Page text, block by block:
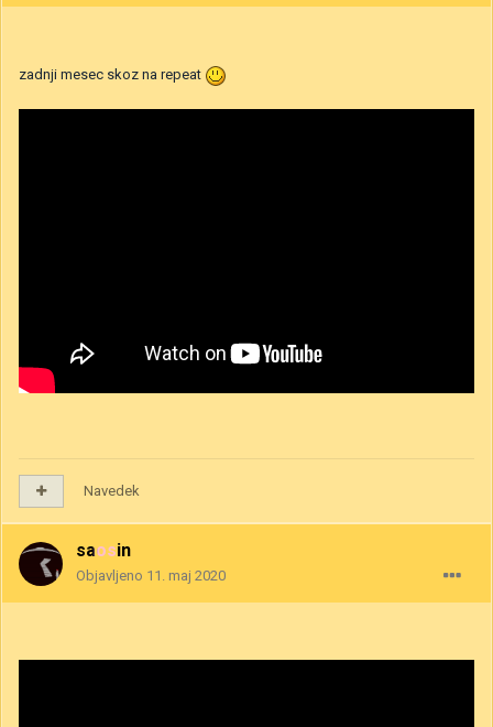
zadnji mesec skoz na repeat
Navedek
saosin
Objavljeno 11. maj 2020